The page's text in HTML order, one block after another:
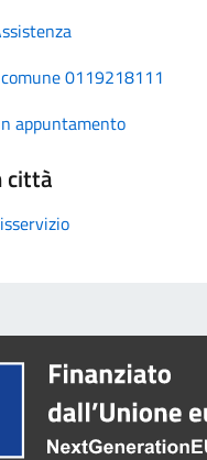
0119218111
appuntamento
città